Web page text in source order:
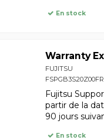
En stock
Warranty
FUJITSU
Fujitsu
partir de la
90 jours
En stock